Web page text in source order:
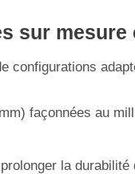
sur
configurations
façonnées au
la durabilité